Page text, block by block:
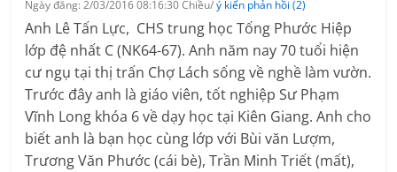
Ngày đăng: 2/03/2016 08:16:30 Chiều/ý kiến phản hồi (2)
Anh Lê Tấn Lực, CHS trung học Tống Phước Hiệp
lớp đệ nhất C (NK64-67). Anh năm nay 70 tuổi hiện
cư ngụ tại thị trấn Chợ Lách sống về nghề làm vườn.
Trước đây anh là giáo viên, tốt nghiệp Sư Phạm
Vĩnh Long khóa 6 về dạy học tại Kiên Giang. Anh cho
biết anh là bạn học cùng lớp với Bùi văn Lượm,
Trương Văn Phước (cái bè), Trần Minh Triết (mất),